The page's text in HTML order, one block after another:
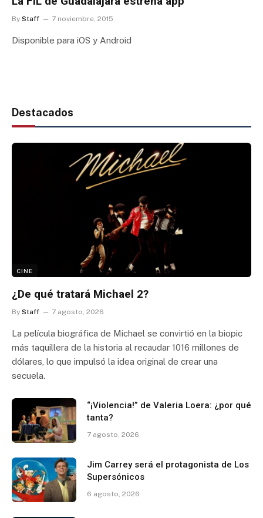
By Staff 7 noviembre, 2015
Disponible para iOS y Android
Destacados
CINE
¿De qué tratará Michael 2?
By Staff 7 agosto, 2026
La película biográfica de Michael se convirtió en la biopic
más taquillera de la historia al recaudar 1016 millones de
dólares, lo que impulsó la idea original de crear una
secuela.
“¡Violencia!” de Valeria Loera: ¿por qué
tanta?
7 agosto, 2026
Jim Carrey será el protagonista de Los
Supersónicos
6 agosto, 2026